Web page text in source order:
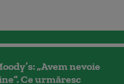
„Avem nevoie
Ce urmăresc